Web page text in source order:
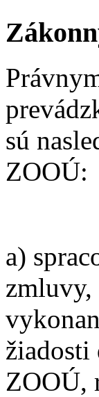
sú
ZOOÚ:
a)
zmluvy,
žiadosti
ZOOÚ,